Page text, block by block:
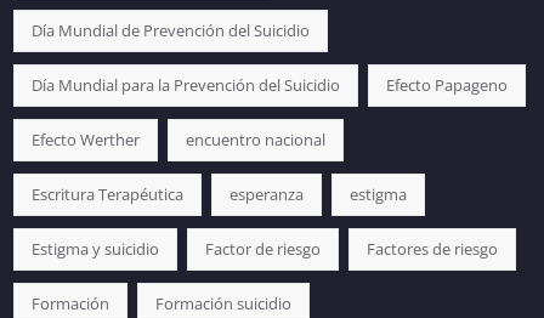
Día Mundial de Prevención del Suicidio
Día Mundial para la Prevención del Suicidio Efecto Papageno
Efecto Werther encuentro nacional
Escritura Terapéutica esperanza estigma
Estigma y suicidio Factor de riesgo Factores de riesgo
Formación Formación suicidio